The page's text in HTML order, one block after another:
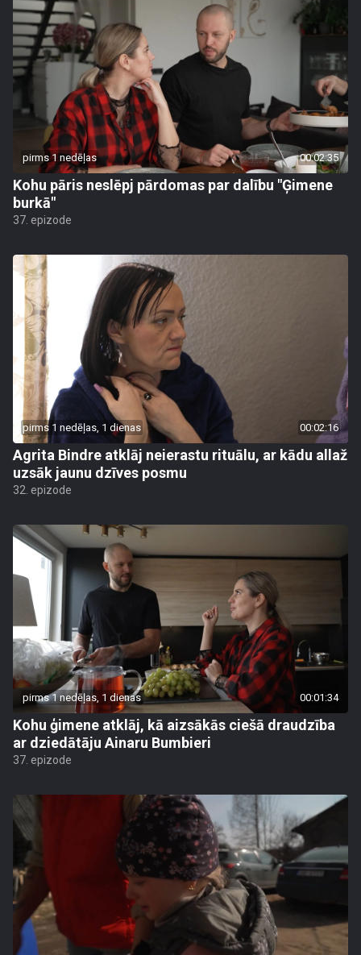
pirms 1 nedēļas 00:02:35
Kohu pāris neslēpj pārdomas par dalību "Ģimene
burkā"
37. epizode
pirms 1 nedēļas, 1 dienas 00:02:16
Agrita Bindre atklāj neierastu rituālu, ar kādu allaž
uzsāk jaunu dzīves posmu
32. epizode
pirms 1 nedēļas, 1 dienas 00:01:34
Kohu ģimene atklāj, kā aizsākās ciešā draudzība
ar dziedātāju Ainaru Bumbieri
37. epizode